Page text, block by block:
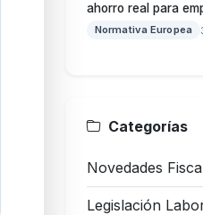
ahorro real para
Normativa Europea
Categorías
Novedades
Legislación